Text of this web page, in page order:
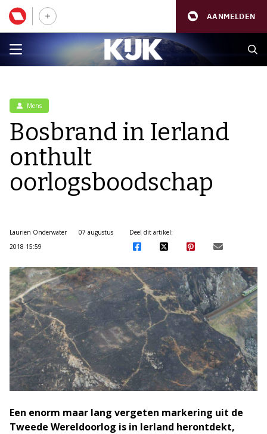
AANMELDEN
Mens
Bosbrand in Ierland
onthult
oorlogsboodschap
Laurien Onderwater
07 augustus
2018 15:59
Deel dit artikel:
Een enorm maar lang vergeten markering uit de
Tweede Wereldoorlog is in Ierland herontdekt,